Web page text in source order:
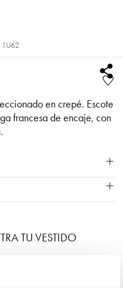
1U62
en crepé. Escote
francesa de encaje, con
TU VESTIDO